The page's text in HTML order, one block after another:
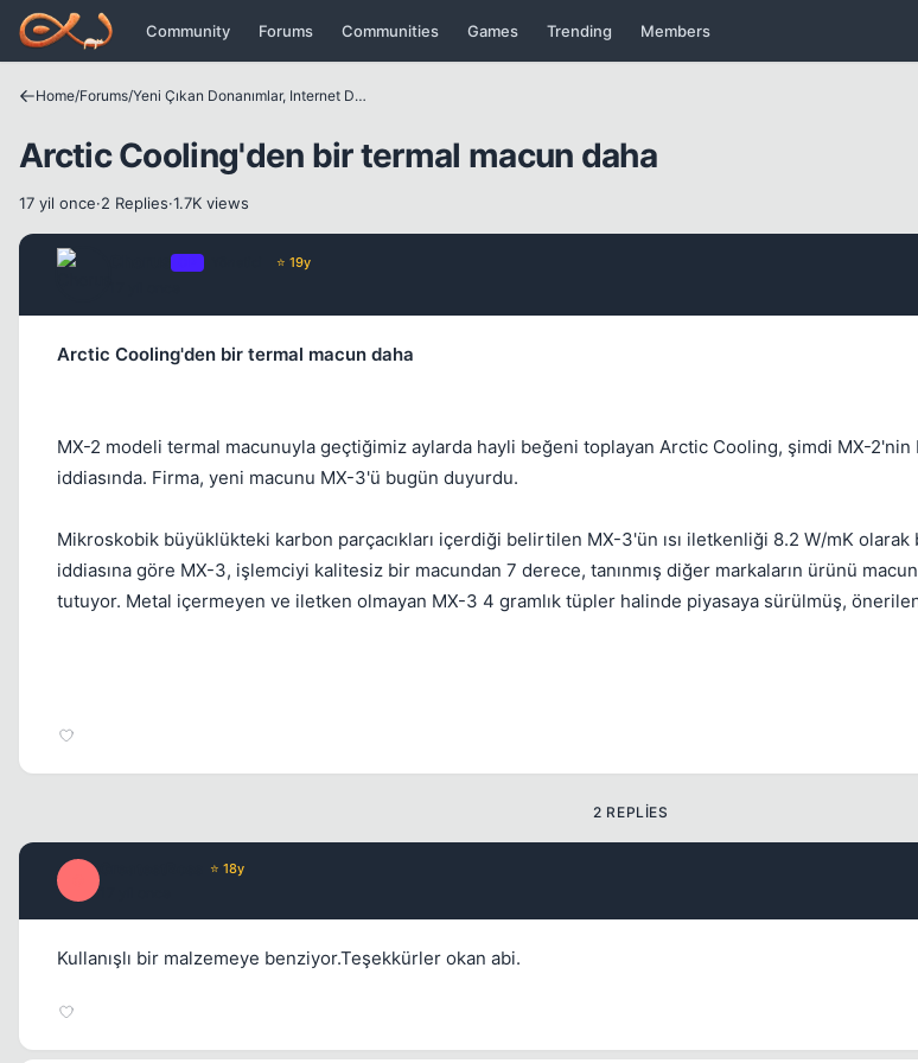
Icerige atla
Community Forums Communities Games Trending Members
Home/Forums/ Yeni Çıkan Donanımlar, Internet Dünyası ve Benzer Konular
Arctic Cooling'den bir termal macun daha
17 yil once·2 Replies·1.7K views
⭐ 19y
Arctic Cooling'den bir termal macun daha
MX-2 modeli termal macunuyla geçtiğimiz aylarda hayli beğeni toplayan Arctic Cooling, şimdi MX-2'nin
iddiasında. Firma, yeni macunu MX-3'ü bugün duyurdu.
Mikroskobik büyüklükteki karbon parçacıkları içerdiği belirtilen MX-3'ün ısı iletkenliği 8.2 W/mK
iddiasına göre MX-3, işlemciyi kalitesiz bir macundan 7 derece, tanınmış diğer markaların ürünü
tutuyor. Metal içermeyen ve iletken olmayan MX-3 4 gramlık tüpler halinde piyasaya sürülmüş, önerilen
2 REPLIES
⭐ 18y
Kullanışlı bir malzemeye benziyor.Teşekkürler okan abi.